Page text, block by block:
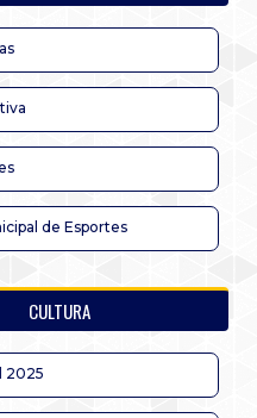
de Esportes
CULTURA
2025